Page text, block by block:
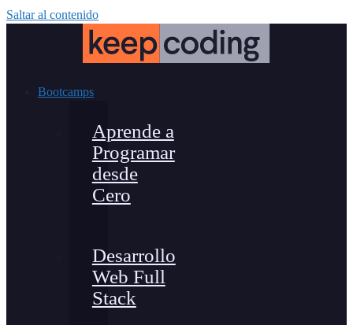
Saltar al contenido
Bootcamps
Aprende a
Programar
desde
Cero
Desarrollo
Web Full
Stack